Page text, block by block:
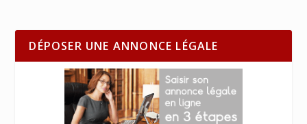
DÉPOSER UNE ANNONCE LÉGALE